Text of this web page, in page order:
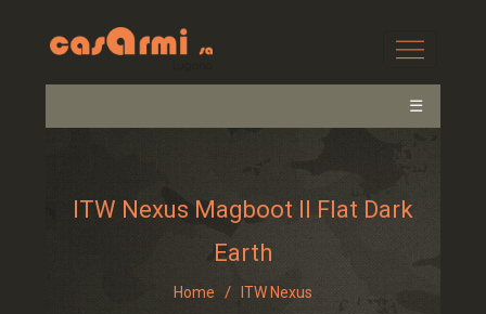
☰
ITW Nexus Magboot II Flat Dark
Earth
Home / ITW Nexus